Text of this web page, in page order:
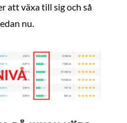
att växa till sig och så
nu.